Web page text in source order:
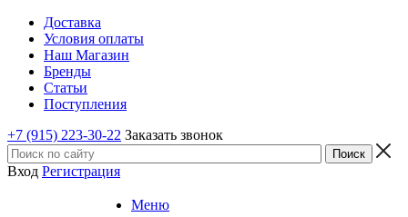
Доставка
Условия оплаты
Наш Магазин
Бренды
Статьи
Поступления
+7 (915) 223-30-22 Заказать звонок
Вход Регистрация
Меню